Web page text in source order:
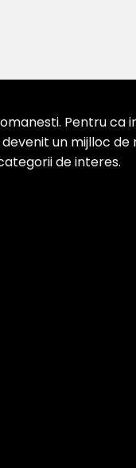
Pentru ca
un mijlloc
de interes.